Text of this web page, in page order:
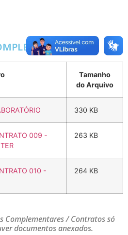
Tamanho
do Arquivo
330 KB
009 -
263 KB
010 -
264 KB
Complementares / Contratos só
documentos anexados.